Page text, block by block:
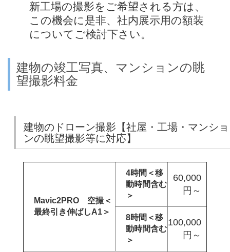
新工場の撮影をご希望される方は、
この機会に是非、社内展示用の額装
についてご検討下さい。
建物の竣工写真、マンションの眺
望撮影料金
建物のドローン撮影【社屋・工場・マンショ
ンの眺望撮影等に対応】
Mavic2PRO 空撮＜
最終引き伸ばしA1＞
4時間＜移
動時間含む
＞
60,000
円～
8時間＜移
動時間含む
＞
100,000
円～